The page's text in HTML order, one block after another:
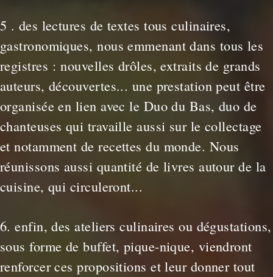
5 . des lectures de textes tous culinaires,
gastronomiques, nous emmenant dans tous les
registres : nouvelles drôles, extraits de grands
auteurs, découvertes... une prestation peut être
organisée en lien avec le Duo du Bas, duo de
chanteuses qui travaille aussi sur le collectage
et notamment de recettes du monde. Nous
réunissons aussi quantité de livres autour de la
cuisine, qui circuleront...
6. enfin, des ateliers culinaires ou dégustations,
sous forme de buffet, pique-nique, viendront
renforcer ces propositions et leur donner tout